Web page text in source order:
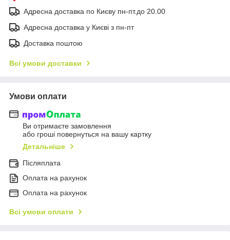
Адресна доставка по Києву пн-пт.до 20.00
Адресна доставка у Києві з пн-пт
Доставка поштою
Всі умови доставки
Умови оплати
Ви отримаєте замовлення
або гроші повернуться на вашу картку
Детальніше
Післяплата
Оплата на рахунок
Оплата на рахунок
Всі умови оплати